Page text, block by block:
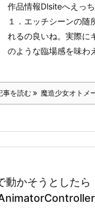
作品情報Dlsiteへえっ
１． エッチシーンの随
れるの良いね。 実際に
のような臨場感を味わ
事を読む 魔造少女オトメ
動かそうとした